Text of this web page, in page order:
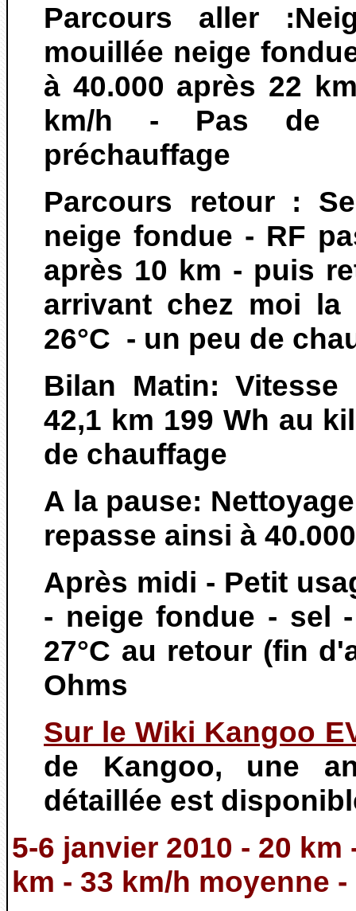
Parcours aller
mouillée neige
à 40.000 après 22
km/h - Pas de
préchauffage
Parcours retour :
neige fondue - RF
après 10 km - puis
arrivant chez moi la
26°C - un peu de
Bilan Matin:
42,1 km 199 Wh au
de chauffage
A la pause:
repasse ainsi à 40.000
Après midi - Petit
- neige fondue - sel
27°C au retour (fin
Ohms
Sur le Wiki Kangoo
de Kangoo, une
détaillée est
5-6 janvier 2010 - 20
km - 33 km/h moyenne